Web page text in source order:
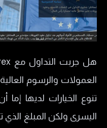
العمولات والرسوم
تنوع الخيارات لديها
اليسرى ولكن المبلغ